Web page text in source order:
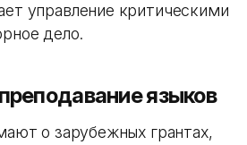
управление критическими
дело.
языков
о зарубежных грантах,